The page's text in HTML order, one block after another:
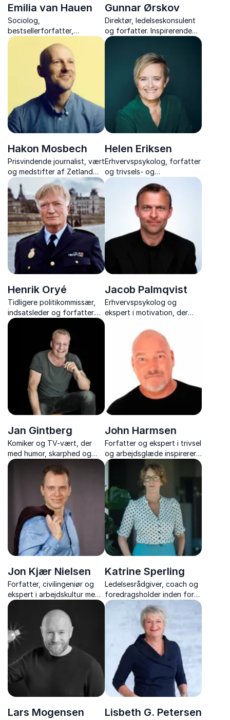
Emilia van Hauen
Sociolog,
bestsellerforfatter,
bestyrelsesmedlem og
TEDx- speaker
Gunnar Ørskov
Direktør, ledelseskonsulent
og forfatter. Inspirerende
foredragsholder med tre
årtiers erfaring i
arbejdsglæde, forandring
og kommunikation.
Hakon Mosbech
Prisvindende journalist, vært
og medstifter af Zetland
om vejen til det gode,
meningsfulde arbejdsliv, om
iværksætteri og opfindelsen
af en ny slags journalistik.
Helen Eriksen
Erhvervspsykolog, forfatter
og trivsels- og
forandringsekspert
Henrik Oryé
Tidligere politikommissær,
indsatsleder og forfatter.
Få et unikt indblik i politiets
frontlinje med Henrik Oryé.
Jacob Palmqvist
Erhvervspsykolog og
ekspert i motivation, der
at handle med energi,
klarhed og målrettethed.
Jan Gintberg
Komiker og TV-vært, der
med humor, skarphed og
nærvær inspirerer til mere
arbejdsglæde,
modstandskraft og
kreativitet i hverdagen.
John Harmsen
Forfatter og ekspert i trivsel
og arbejdsglæde inspirerer
til mere arbejdsglæde og
trivsel med humor, indsigt
og konkrete værktøjer, der
gør en forskel i hverdagen.
Jon Kjær Nielsen
Forfatter, civilingeniør og
ekspert i arbejdskultur med
foredrag der har fokus på
arbejdsglæde, trivsel og en
sund arbejdskultur, der kan
mærkes i hverdagen.
Katrine Sperling
Ledelsesrådgiver, coach og
foredragsholder inden for
ledelse og bæredygtig
performance inspirerer til et
arbejdsliv i balance.
Lars Mogensen Lisbeth G. Petersen